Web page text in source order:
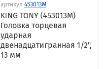
артикул 453013M
KING TONY (453013M)
Головка торцевая
ударная
двенадцатигранная 1/2",
13 мм